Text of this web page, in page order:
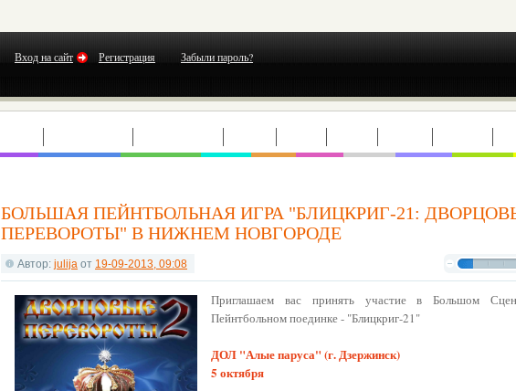
Вход на сайт Регистрация Забыли пароль?
БОЛЬШАЯ ПЕЙНТБОЛЬНАЯ ИГРА "БЛИЦКРИГ-21:
ПЕРЕВОРОТЫ" В НИЖНЕМ НОВГОРОДЕ
Автор: julija от 19-09-2013, 09:08
Приглашаем вас принять участие в Большом
Пейнтбольном поединке - "Блицкриг-21"
ДОЛ "Алые паруса" (г. Дзержинск)
5 октября